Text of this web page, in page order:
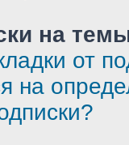
на
от
на